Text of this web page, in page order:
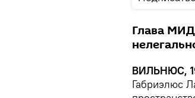
Глава
ВИЛЬНЮС,
Габриэлюс